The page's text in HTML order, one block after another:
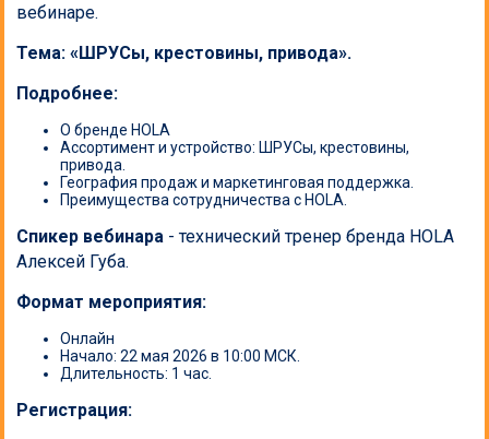
вебинаре.
Тема: «ШРУСы, крестовины, привода».
Подробнее:
О бренде HOLA
Ассортимент и устройство: ШРУСы, крестовины,
привода.
География продаж и маркетинговая поддержка.
Преимущества сотрудничества с HOLA.
Спикер вебинара - технический тренер бренда HOLA
Алексей Губа.
Формат мероприятия:
Онлайн
Начало: 22 мая 2026 в 10:00 МСК.
Длительность: 1 час.
Регистрация: